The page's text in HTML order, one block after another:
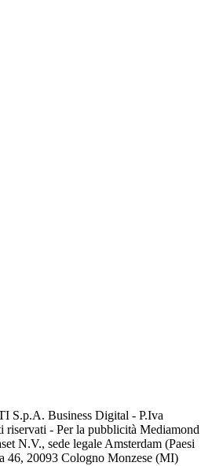
S.p.A. Business Digital - P.Iva
- Per la pubblicità Mediamond
N.V., sede legale Amsterdam (Paesi
46, 20093 Cologno Monzese (MI)